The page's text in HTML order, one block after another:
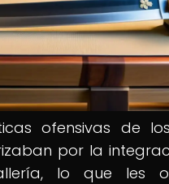
ofensivas de
por la
lo que les